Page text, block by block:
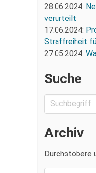
28.06.2024:
verurteilt
17.06.2024:
Straffreiheit
27.05.2024:
Suche
Archiv
Durchstöbere